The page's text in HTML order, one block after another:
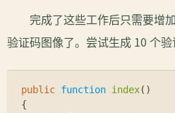
完成了这些工作后只需要增
验证码图像了。尝试生成 10 个验
public function index( )
{